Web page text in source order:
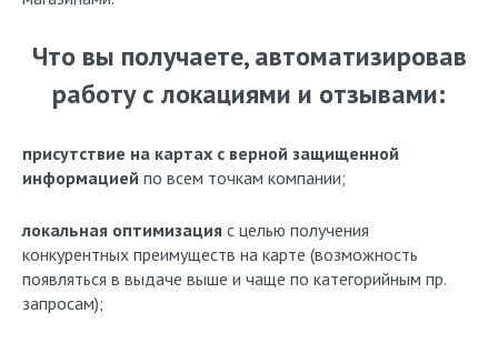
Что вы получаете, автоматизировав
работу с локациями и отзывами:
присутствие на картах с верной защищенной
информацией по всем точкам компании;
локальная оптимизация с целью получения
конкурентных преимуществ на карте (возможность
появляться в выдаче выше и чаще по категорийным пр.
запросам);